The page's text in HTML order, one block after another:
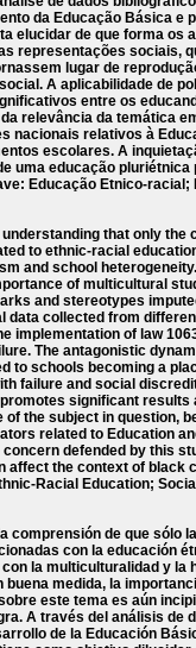
da Educação Básica e
elucidar de que forma os
representações sociais,
lugar de
A aplicabilidade de
entre os
relevância da temática
nacionais relativos à
escolares. A
uma educação
Educação Etnico-
understanding that only
to ethnic-racial
and school
of multicultural
and stereotypes
data collected from
implementation of law
The antagonistic
to schools becoming a
failure and social
significant
of the subject in question,
related to Education
concern defended by this
affect the context of black
Racial Education;
comprensión de que sólo
con la educación
la multiculturalidad y la
buena medida, la
este tema es aún
A través del análisis de
de la Educación